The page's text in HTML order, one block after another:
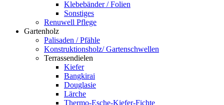
Klebebänder / Folien
Sonstiges
Renuwell Pflege
Gartenholz
Palisaden / Pfähle
Konstruktionsholz/ Gartenschwellen
Terrassendielen
Kiefer
Bangkirai
Douglasie
Lärche
Thermo-Esche-Kiefer-Fichte